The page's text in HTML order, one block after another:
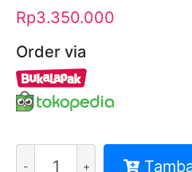
Rp3.350.000
Order via